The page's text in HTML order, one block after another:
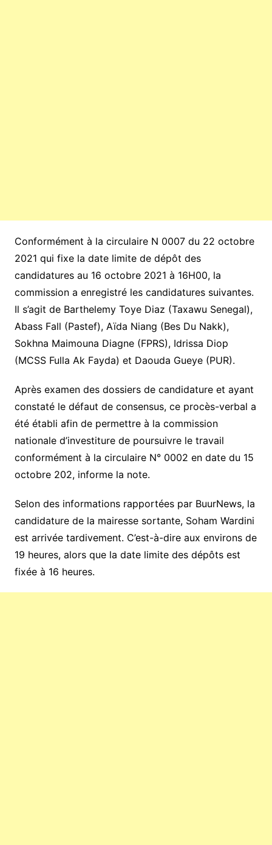
Conformément à la circulaire N 0007 du 22 octobre
2021 qui fixe la date limite de dépôt des
candidatures au 16 octobre 2021 à 16H00, la
commission a enregistré les candidatures suivantes.
Il s’agit de Barthelemy Toye Diaz (Taxawu Senegal),
Abass Fall (Pastef), Aïda Niang (Bes Du Nakk),
Sokhna Maimouna Diagne (FPRS), Idrissa Diop
(MCSS Fulla Ak Fayda) et Daouda Gueye (PUR).
Après examen des dossiers de candidature et ayant
constaté le défaut de consensus, ce procès-verbal a
été établi afin de permettre à la commission
nationale d’investiture de poursuivre le travail
conformément à la circulaire N° 0002 en date du 15
octobre 202, informe la note.
Selon des informations rapportées par BuurNews, la
candidature de la mairesse sortante, Soham Wardini
est arrivée tardivement. C’est-à-dire aux environs de
19 heures, alors que la date limite des dépôts est
fixée à 16 heures.